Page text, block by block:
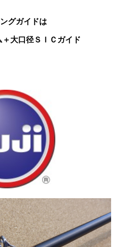
グガイドは
大口径ＳＩＣガイド